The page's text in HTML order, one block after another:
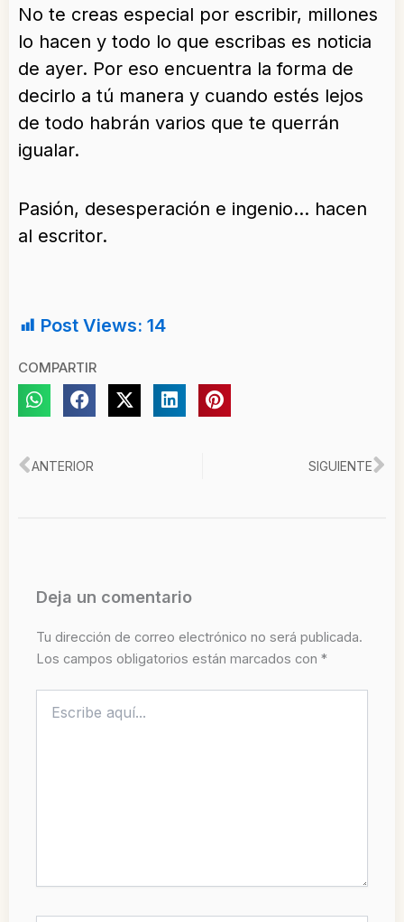
No te creas especial por escribir, millones
lo hacen y todo lo que escribas es noticia
de ayer. Por eso encuentra la forma de
decirlo a tú manera y cuando estés lejos
de todo habrán varios que te querrán
igualar.
Pasión, desesperación e ingenio… hacen
al escritor.
Post Views: 14
COMPARTIR
Ant
ANTERIOR SIGUIENTE
Deja un comentario
Tu dirección de correo electrónico no será publicada.
Los campos obligatorios están marcados con *
aquí...